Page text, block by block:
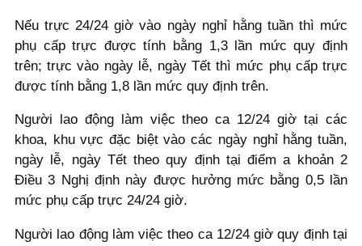
Nếu trực 24/24 giờ vào ngày nghỉ hằng tuần thì mức
phụ cấp trực được tính bằng 1,3 lần mức quy định
trên; trực vào ngày lễ, ngày Tết thì mức phụ cấp trực
được tính bằng 1,8 lần mức quy định trên.
Người lao động làm việc theo ca 12/24 giờ tại các
khoa, khu vực đặc biệt vào các ngày nghỉ hằng tuần,
ngày lễ, ngày Tết theo quy định tại điểm a khoản 2
Điều 3 Nghị định này được hưởng mức bằng 0,5 lần
mức phụ cấp trực 24/24 giờ.
Người lao động làm việc theo ca 12/24 giờ quy định tại